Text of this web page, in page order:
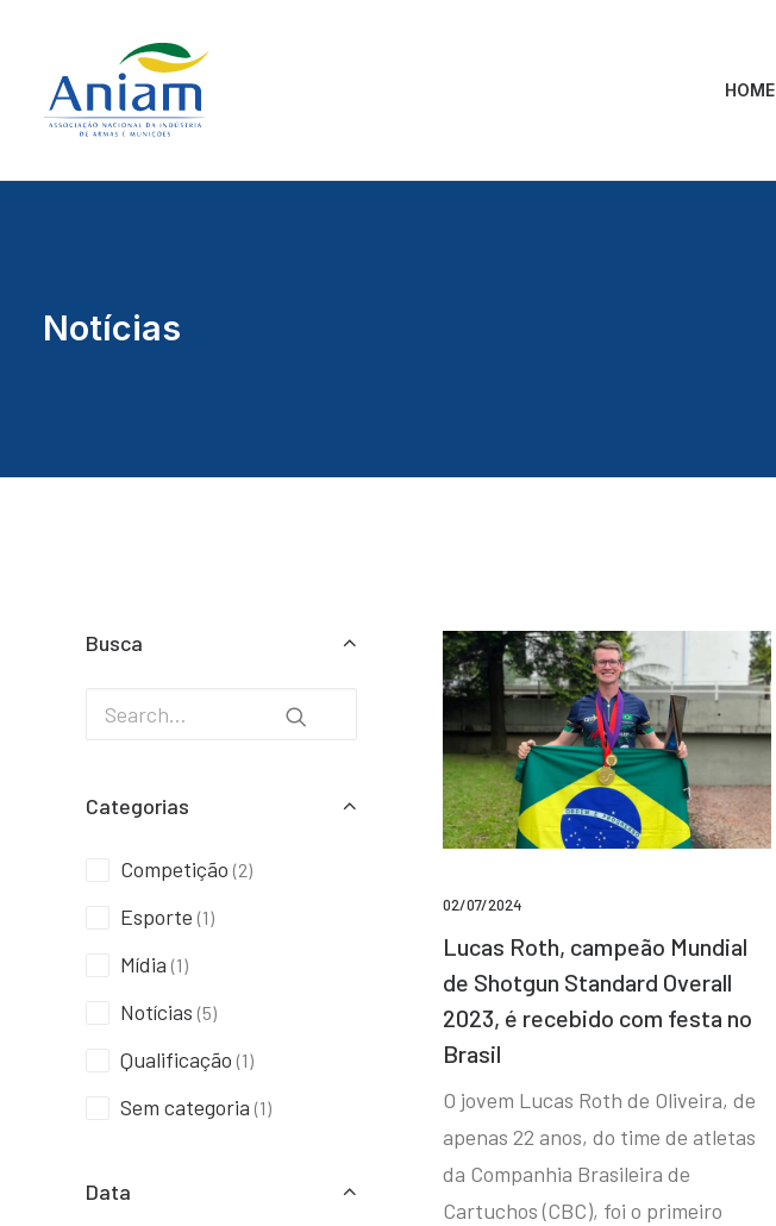
HOME
Notícias
Busca
Categorias
Competição (2)
Esporte (1)
Mídia (1)
Notícias (5)
Qualificação (1)
Sem categoria (1)
Data
02/07/2024
Lucas Roth, campeão Mundial
de Shotgun Standard Overall
2023, é recebido com festa no
Brasil
O jovem Lucas Roth de Oliveira, de
apenas 22 anos, do time de atletas
da Companhia Brasileira de
Cartuchos (CBC), foi o primeiro